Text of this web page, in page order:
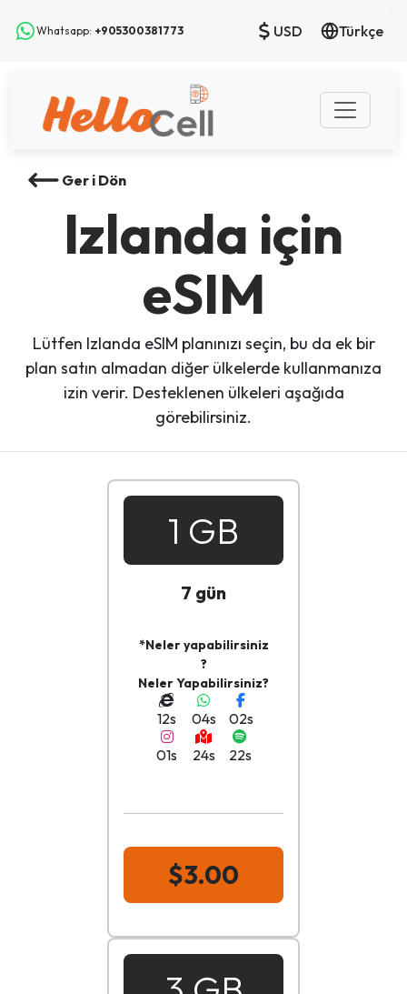
Whatsapp: +905300381773 USD Türkçe
Ger i Dön
Izlanda için
eSIM
Lütfen Izlanda eSIM planınızı seçin, bu da ek bir
plan satın almadan diğer ülkelerde kullanmanıza
izin verir. Desteklenen ülkeleri aşağıda
görebilirsiniz.
1 GB
7 gün
*Neler yapabilirsiniz
?
Neler Yapabilirsiniz?
12s 04s
02s
01s
24s 22s
$3.00